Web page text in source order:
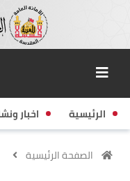
الرئيسية اخبار
الصفحة الرئيسية